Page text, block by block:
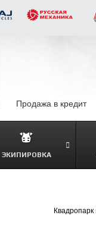
Продажа в кредит–
ЭКИПИРОВКА
Квадропарк